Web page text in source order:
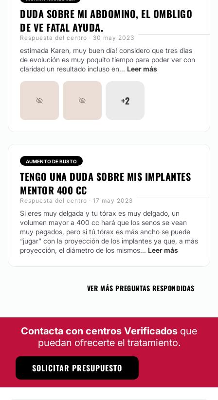
DUDA SOBRE MI ABDOMINO, EL OMBLIGO
DE VE FATAL AYUDA.
Respuesta del centro · 30 may 2023
estimada Karen, muy buen día! considero que tres dias
de evolución es muy poquito tiempo para poder ver con
claridad un resultado incluso en... Leer más
+2
AUMENTO DE BUSTO
TENGO UNA DUDA SOBRE MIS IMPLANTES
MENTOR 400 CC
Respuesta del centro · 17 may 2023
Si eres muy delgada y tu tórax es muy delgado, un
volumen mayor a 400 cc hará que los senos se vean
muy pegados, pero si tú tórax es más ancho se puede
“jugar” con la proyección de los implantes ya que, a más
proyección, el diámetro de los mismos... Leer más
VER MÁS PREGUNTAS RESPONDIDAS
Contacta con centros Verificados que
puedan ofrecerte el tratamiento.
SOLICITAR PRESUPUESTO